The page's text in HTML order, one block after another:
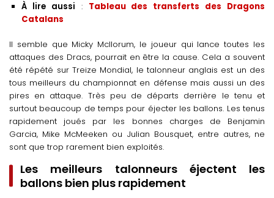
À lire aussi : Tableau des transferts des Dragons
Catalans
Il semble que Micky McIlorum, le joueur qui lance toutes les
attaques des Dracs, pourrait en être la cause. Cela a souvent
été répété sur Treize Mondial, le talonneur anglais est un des
tous meilleurs du championnat en défense mais aussi un des
pires en attaque. Très peu de départs derrière le tenu et
surtout beaucoup de temps pour éjecter les ballons. Les tenus
rapidement joués par les bonnes charges de Benjamin
Garcia, Mike McMeeken ou Julian Bousquet, entre autres, ne
sont que trop rarement bien exploités.
Les meilleurs talonneurs éjectent les
ballons bien plus rapidement